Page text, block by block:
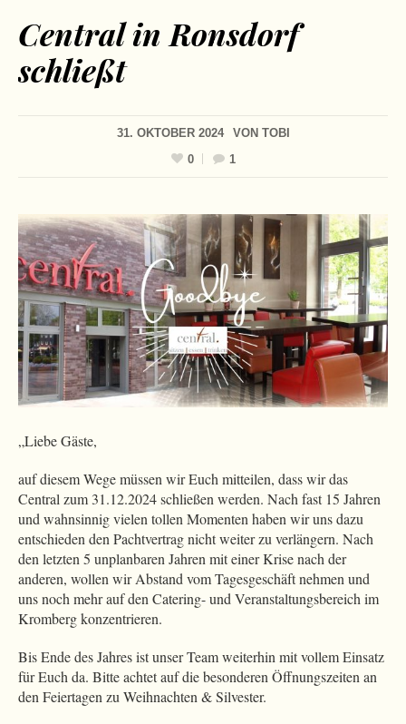
Central in Ronsdorf
schließt
31. OKTOBER 2024 VON TOBI
0
1
„Liebe Gäste,
auf diesem Wege müssen wir Euch mitteilen, dass wir das
Central zum 31.12.2024 schließen werden. Nach fast 15 Jahren
und wahnsinnig vielen tollen Momenten haben wir uns dazu
entschieden den Pachtvertrag nicht weiter zu verlängern. Nach
den letzten 5 unplanbaren Jahren mit einer Krise nach der
anderen, wollen wir Abstand vom Tagesgeschäft nehmen und
uns noch mehr auf den Catering- und Veranstaltungsbereich im
Kromberg konzentrieren.
Bis Ende des Jahres ist unserTeam weiterhin mit vollem Einsatz
für Euch da. Bitte achtet auf die besonderen Öffnungszeiten an
den Feiertagen zu Weihnachten & Silvester.